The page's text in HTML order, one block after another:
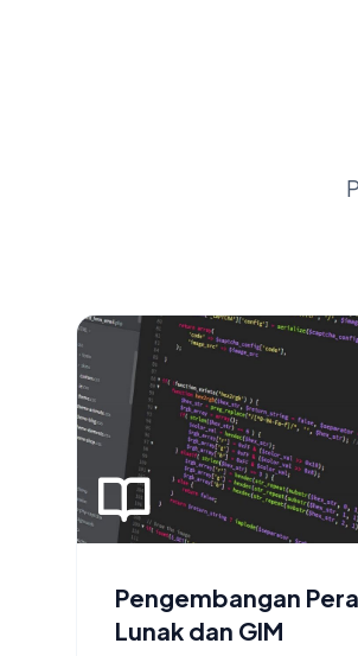
Pengembangan
Lunak dan GIM